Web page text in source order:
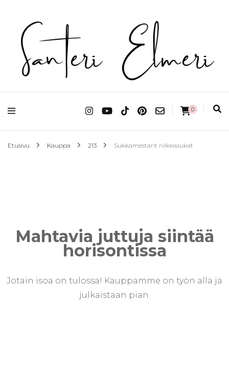
Santeri Elmeri
matkablogi reppureissau
0
Etusivu Kauppa 213 Sukkamestarit nilkkasukat
Mahtavia juttuja siintää
horisontissa
Jotain isoa on tulossa! Kauppamme on työn alla ja
julkaistaan pian.